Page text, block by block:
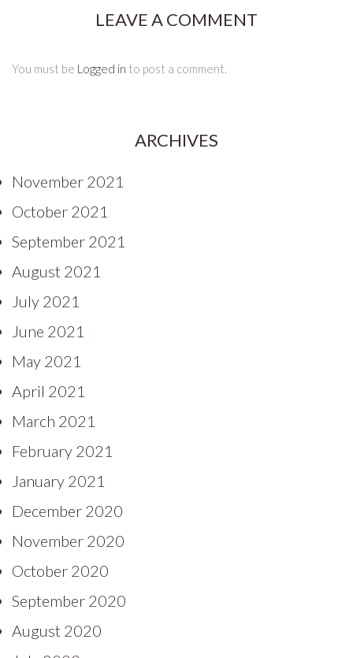
LEAVE A COMMENT
You must be Logged in to post a comment.
ARCHIVES
November 2021
October 2021
September 2021
August 2021
July 2021
June 2021
May 2021
April 2021
March 2021
February 2021
January 2021
December 2020
November 2020
October 2020
September 2020
August 2020